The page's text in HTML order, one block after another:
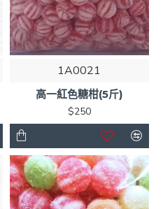
1A0021
高一紅色糖柑(5斤)
$250